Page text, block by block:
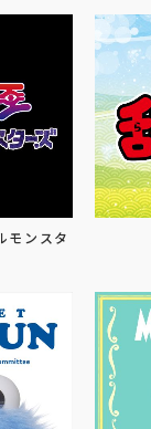
ンスタ